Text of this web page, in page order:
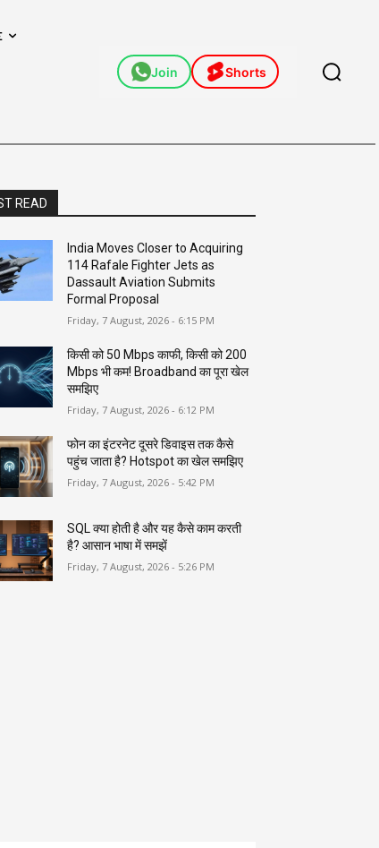
Join Shorts
READ
India Moves Closer to Acquiring
114 Rafale Fighter Jets as
Dassault Aviation Submits
Formal Proposal
Friday, 7 August, 2026 - 6:15 PM
किसी को 50 Mbps काफी, किसी को 200
Mbps भी कम! Broadband का पूरा खेल
समझिए
Friday, 7 August, 2026 - 6:12 PM
फोन का इंटरनेट दूसरे डिवाइस तक कैसे
पहुंच जाता है? Hotspot का खेल समझिए
Friday, 7 August, 2026 - 5:42 PM
SQL क्या होती है और यह कैसे काम करती
है? आसान भाषा में समझें
Friday, 7 August, 2026 - 5:26 PM